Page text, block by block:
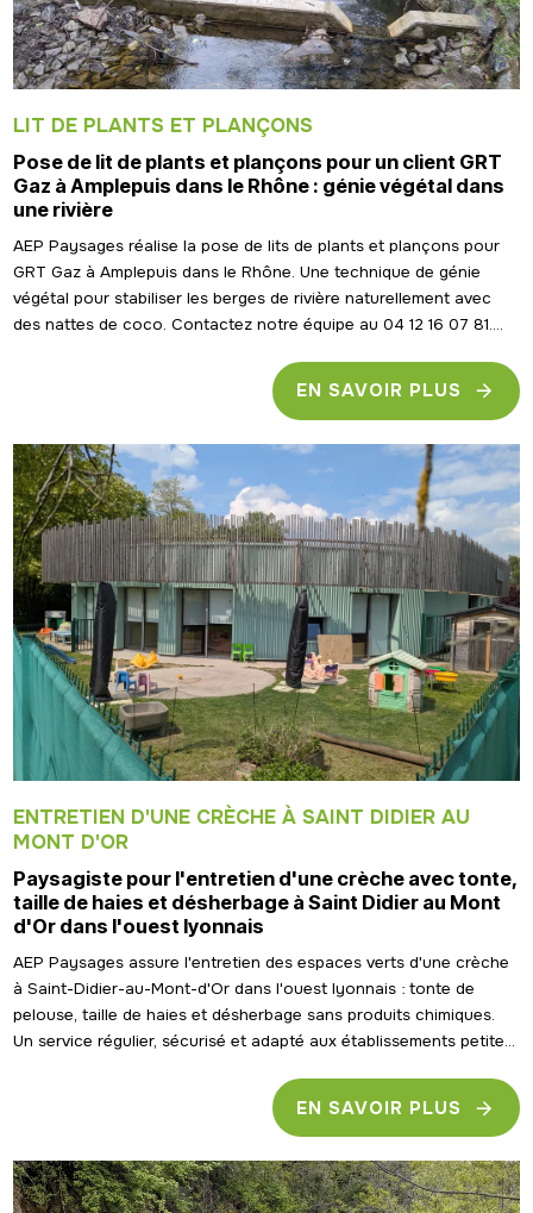
LIT DE PLANTS ET PLANÇONS
Pose de lit de plants et plançons pour un client GRT
Gaz à Amplepuis dans le Rhône : génie végétal dans
une rivière
AEP Paysages réalise la pose de lits de plants et plançons pour
GRT Gaz à Amplepuis dans le Rhône. Une technique de génie
végétal pour stabiliser les berges de rivière naturellement avec
des nattes de coco. Contactez notre équipe au 04 12 16 07 81....
EN SAVOIR PLUS
ENTRETIEN D'UNE CRÈCHE À SAINT DIDIER AU
MONT D'OR
Paysagiste pour l'entretien d'une crèche avec tonte,
taille de haies et désherbage à Saint Didier au Mont
d'Or dans l'ouest lyonnais
AEP Paysages assure l'entretien des espaces verts d'une crèche
à Saint-Didier-au-Mont-d'Or dans l'ouest lyonnais : tonte de
pelouse, taille de haies et désherbage sans produits chimiques.
Un service régulier, sécurisé et adapté aux établissements petite...
EN SAVOIR PLUS